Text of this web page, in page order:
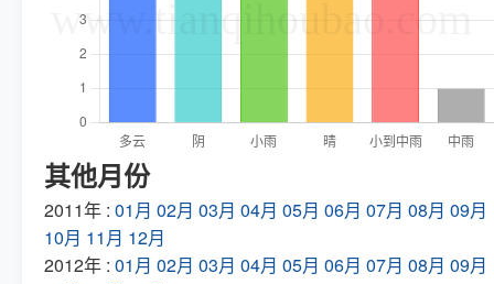
其他月份
2011年 : 01月 02月 03月 04月 05月 06月 07月 08月 09月
10月 11月 12月
2012年 : 01月 02月 03月 04月 05月 06月 07月 08月 09月